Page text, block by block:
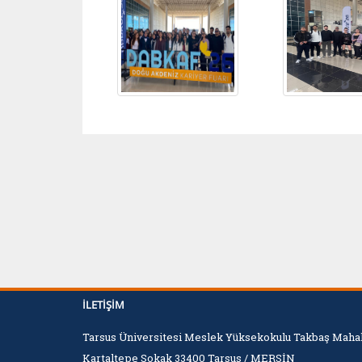
İLETIŞIM
Tarsus Üniversitesi Meslek Yüksekokulu Takbaş
Kartaltepe Sokak 33400 Tarsus / MERSİN